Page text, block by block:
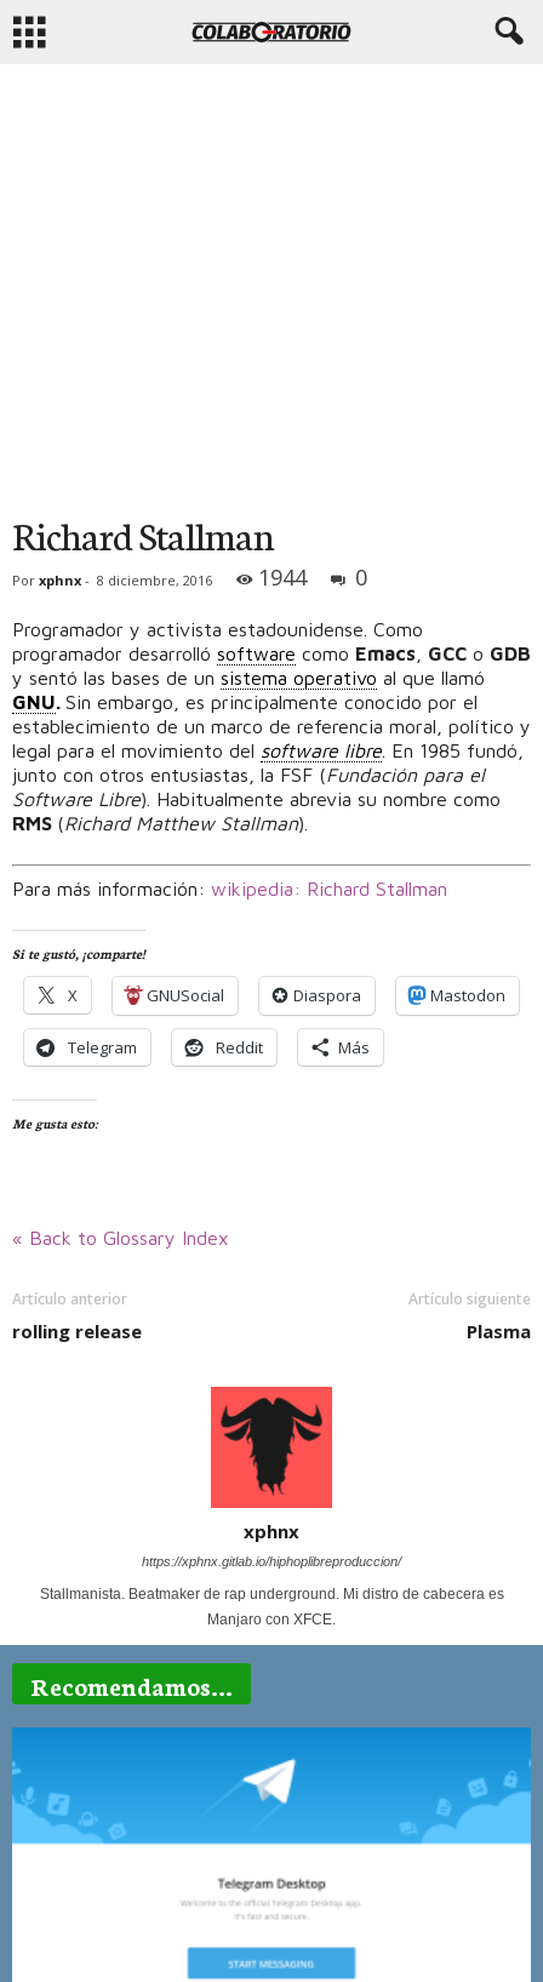
Richard Stallman
Por xphnx - 8 diciembre, 2016 1944 0
Programador y activista estadounidense. Como
programador desarrolló software como Emacs GCC o GDB
y sentó las bases de un sistema operativo al que llamó
GNU. Sin embargo, es principalmente conocido por el
establecimiento de un marco de referencia moral, político y
legal para el movimiento del software libre . En 1985 fundó,
junto con otros entusiastas, la FSF (Fundación para el
Software Libre). Habitualmente abrevia su nombre como
RMS (Richard Matthew Stallman).
Para más información: wikipedia: Richard Stallman
Si te gustó, ¡comparte!
X GNUSocial Diaspora Mastodon
Telegram Reddit Más
Me gusta esto:
« Back to Glossary Index
Artículo anterior
rolling release
Artículo siguiente
Plasma
xphnx
https://xphnx.gitlab.io/hiphoplibreproduccion/
Stallmanista. Beatmaker de rap underground. Mi distro de cabecera es
Manjaro con XFCE.
Recomendamos...